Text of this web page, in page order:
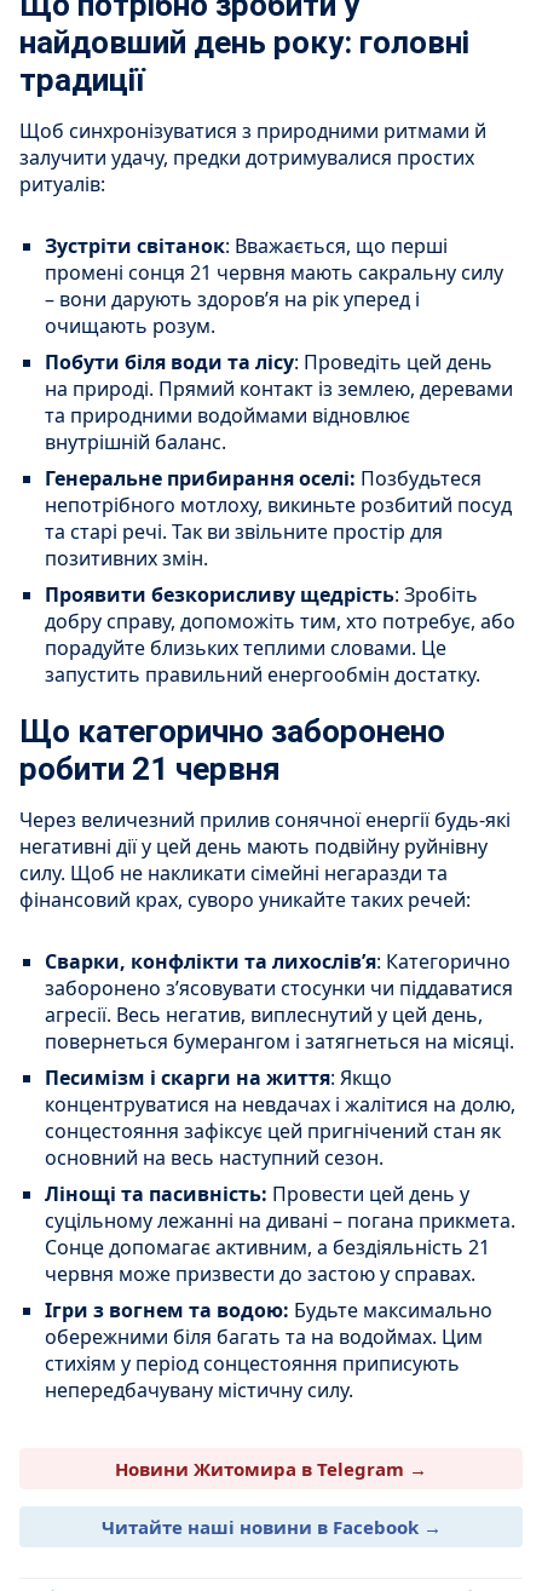
найдовший день року: головні
традиції
Щоб синхронізуватися з природними ритмами й
залучити удачу, предки дотримувалися простих
ритуалів:
Зустріти світанок: Вважається, що перші
промені сонця 21 червня мають сакральну силу
– вони дарують здоров’я на рік уперед і
очищають розум.
Побути біля води та лісу: Проведіть цей день
на природі. Прямий контакт із землею, деревами
та природними водоймами відновлює
внутрішній баланс.
Генеральне прибирання оселі: Позбудьтеся
непотрібного мотлоху, викиньте розбитий посуд
та старі речі. Так ви звільните простір для
позитивних змін.
Проявити безкорисливу щедрість: Зробіть
добру справу, допоможіть тим, хто потребує, або
порадуйте близьких теплими словами. Це
запустить правильний енергообмін достатку.
Що категорично заборонено
робити 21 червня
Через величезний прилив сонячної енергії будь-які
негативні дії у цей день мають подвійну руйнівну
силу. Щоб не накликати сімейні негаразди та
фінансовий крах, суворо уникайте таких речей:
Сварки, конфлікти та лихослів’я: Категорично
заборонено з’ясовувати стосунки чи піддаватися
агресії. Весь негатив, виплеснутий у цей день,
повернеться бумерангом і затягнеться на місяці.
Песимізм і скарги на життя: Якщо
концентруватися на невдачах і жалітися на долю,
сонцестояння зафіксує цей пригнічений стан як
основний на весь наступний сезон.
Лінощі та пасивність: Провести цей день у
суцільному лежанні на дивані – погана прикмета.
Сонце допомагає активним, а бездіяльність 21
червня може призвести до застою у справах.
Ігри з вогнем та водою: Будьте максимально
обережними біля багать та на водоймах. Цим
стихіям у період сонцестояння приписують
непередбачувану містичну силу.
Новини Житомира в Telegram →
Читайте наші новини в Facebook →